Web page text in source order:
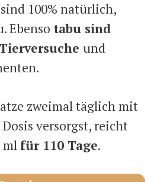
100% natürlich,
Ebenso tabu sind
und
zweimal täglich mit
versorgst, reicht
ml für 110 Tage.